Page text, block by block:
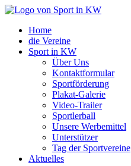
Home
die Vereine
Sport in KW
Über Uns
Kontaktformular
Sportförderung
Plakat-Galerie
Video-Trailer
Sportlerball
Unsere Werbemittel
Unterstützer
Tag der Sportvereine
Aktuelles